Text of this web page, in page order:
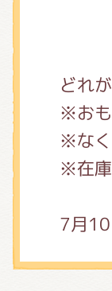
どれ
※おも
※な
※在庫
7月